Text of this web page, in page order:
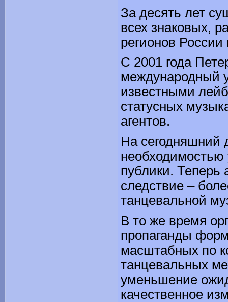
За десять лет
всех знаковых,
регионов
С 2001 года
международный
известными
статусных
агентов.
На сегодняшний
публики. Теперь
следствие –
танцевальной
В то же время
пропаганды
масштабных по
танцевальных
уменьшение
качественное